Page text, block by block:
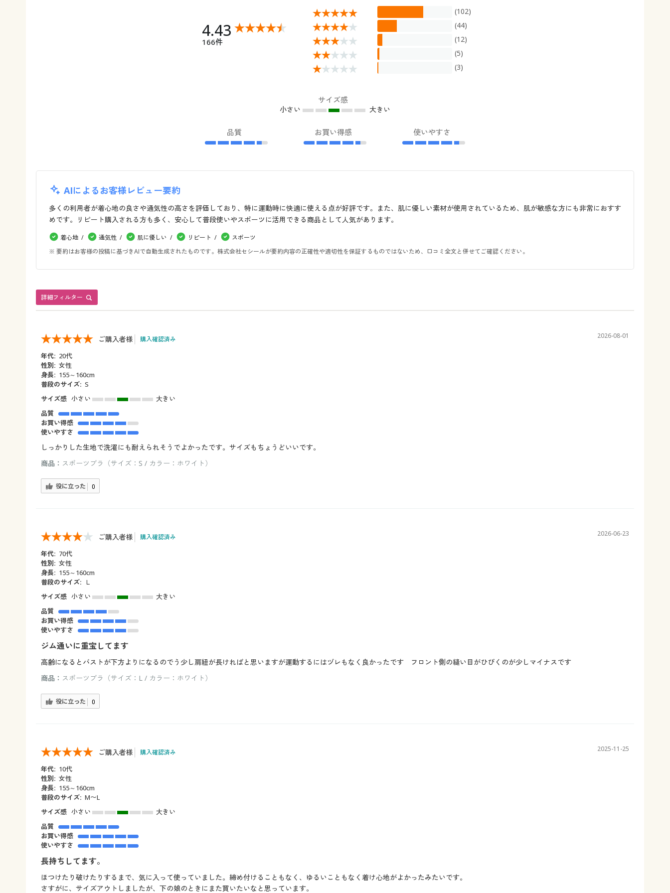
4.43
166件
(102)
(44)
(12)
(5)
(3)
サイズ感
小さい 大きい
品質 お買い得感 使いやすさ
AIによるお客様レビュー要約
多くの利用者が着心地の良さや通気性の高さを評価しており、特に運動時に快適に使える点が好評です。また、肌に優しい素材が使用されているため、肌が敏感な方にも非常におすす
めです。リピート購入される方も多く、安心して普段使いやスポーツに活用できる商品として人気があります。
着心地 通気性 肌に優しい リピート
スポーツ
※ 要約はお客様の投稿に基づきAIで自動生成されたものです。株式会社セシールが要約内容の正確性や適切性を保証するものではないため、口コミ全文と併せてご確認ください。
詳細フィルター
ご購入者様 購入確認済み 2026-08-01
年代: 20代
性別: 女性
身長: 155～160cm
普段のサイズ: S
サイズ感 小さい
大きい
品質
お買い得感
使いやすさ
しっかりした生地で洗濯にも耐えられそうでよかったです。サイズもちょうどいいです。
商品： スポーツブラ（サイズ：S / カラー：ホワイト）
役に立った 0
ご購入者様 購入確認済み 2026-06-23
年代: 70代
性別: 女性
身長: 155～160cm
普段のサイズ: Ｌ
サイズ感 小さい
大きい
品質
お買い得感
使いやすさ
ジム通いに重宝してます
高齢になるとバストが下方よりになるのでう少し肩紐が長ければと思いますが運動するにはヅレもなく良かったです フロント側の縫い目がひびくのが少しマイナスです
商品： スポーツブラ（サイズ：L / カラー：ホワイト）
役に立った 0
ご購入者様 購入確認済み 2025-11-25
年代: 10代
性別: 女性
身長: 155～160cm
普段のサイズ: M〜L
サイズ感 小さい
大きい
品質
お買い得感
使いやすさ
長持ちしてます。
ほつけたり破けたりするまで、気に入って使っていました。締め付けることもなく、ゆるいこともなく着け心地がよかったみたいです。
さすがに、サイズアウトしましたが、下の娘のときにまた買いたいなと思っています。